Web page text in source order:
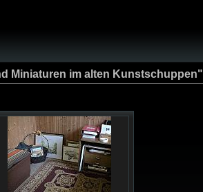
Miniaturen im alten Kunstschuppen"